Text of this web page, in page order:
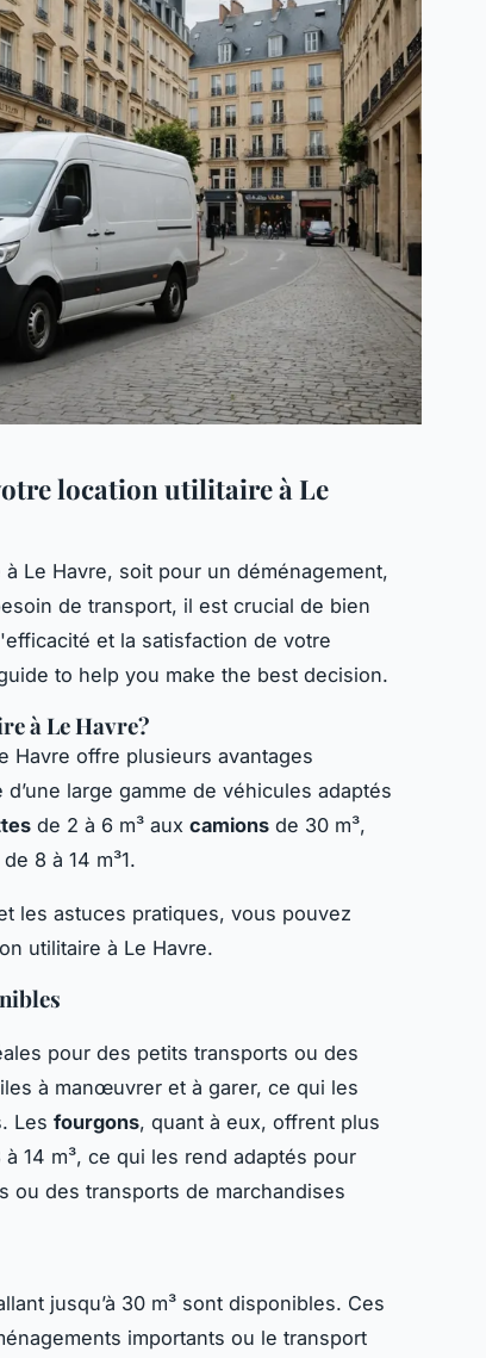
location utilitaire à Le
Le Havre, soit pour un déménagement,
de transport, il est crucial de bien
et la satisfaction de votre
to help you make the best decision.
à Le Havre?
Havre offre plusieurs avantages
large gamme de véhicules adaptés
de 2 à 6 m³ aux camions de 30 m³,
8 à 14 m³1.
les astuces pratiques, vous pouvez
utilitaire à Le Havre.
pour des petits transports ou des
à manœuvrer et à garer, ce qui les
Les fourgons, quant à eux, offrent plus
14 m³, ce qui les rend adaptés pour
ou des transports de marchandises
jusqu’à 30 m³ sont disponibles. Ces
importants ou le transport